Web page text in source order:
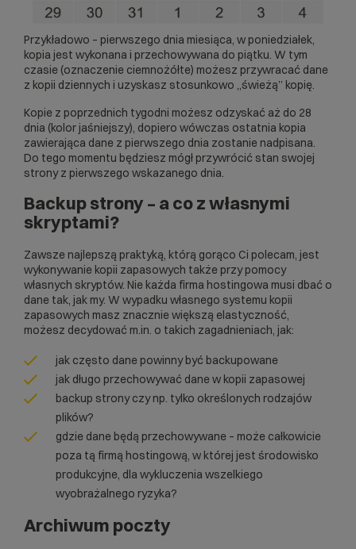
Przykładowo – pierwszego dnia miesiąca, w poniedziałek,
kopia jest wykonana i przechowywana do piątku. W tym
czasie (oznaczenie ciemnożółte) możesz przywracać dane
z kopii dziennych i uzyskasz stosunkowo „świeżą” kopię.
Kopie z poprzednich tygodni możesz odzyskać aż do 28
dnia (kolor jaśniejszy), dopiero wówczas ostatnia kopia
zawierająca dane z pierwszego dnia zostanie nadpisana.
Do tego momentu będziesz mógł przywrócić stan swojej
strony z pierwszego wskazanego dnia.
Backup strony – a co z własnymi
skryptami?
Zawsze najlepszą praktyką, którą gorąco Ci polecam, jest
wykonywanie kopii zapasowych także przy pomocy
własnych skryptów. Nie każda firma hostingowa musi dbać o
dane tak, jak my. W wypadku własnego systemu kopii
zapasowych masz znacznie większą elastyczność,
możesz decydować m.in. o takich zagadnieniach, jak:
jak często dane powinny być backupowane
jak długo przechowywać dane w kopii zapasowej
backup strony czy np. tylko określonych rodzajów
plików?
gdzie dane będą przechowywane – może całkowicie
poza tą firmą hostingową, w której jest środowisko
produkcyjne, dla wykluczenia wszelkiego
wyobrażalnego ryzyka?
Archiwum poczty